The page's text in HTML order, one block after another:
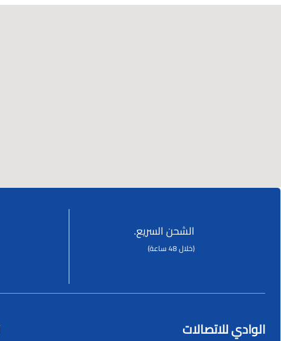
الشحن السريع.
(خلال 48 ساعة)
الوادي للاتصالات